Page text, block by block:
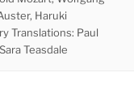
Haruki
Translations: Paul
Teasdale